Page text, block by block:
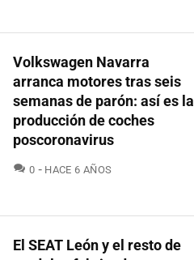
Volkswagen Navarra
arranca motores tras seis
semanas de parón: así es la
producción de coches
poscoronavirus
0 COMENTARIOS
HACE 6 AÑOS
El SEAT León y el resto de